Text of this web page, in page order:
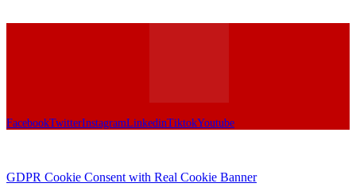
FacebookTwitterInstagramLinkedinTiktokYoutube
GDPR Cookie Consent with Real Cookie Banner